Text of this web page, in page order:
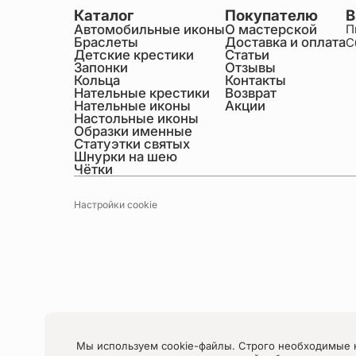
Каталог
Автомобильные иконы
Браслеты
Детские крестики
Запонки
Кольца
Нательные крестики
Нательные иконы
Настольные иконы
Образки именные
Статуэтки святых
Шнурки на шею
Чётки
Покупателю
О мастерской
Доставка и оплата
Статьи
Отзывы
Контакты
Возврат
Акции
Настройки cookie
Мы используем cookie-файлы. Строго необходимые